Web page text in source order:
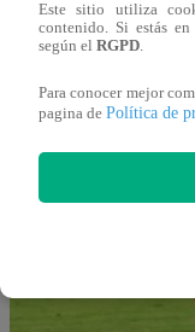
Este sitio utiliza
contenido. Si estás
según el RGPD.
Para conocer mejor
pagina de Política de